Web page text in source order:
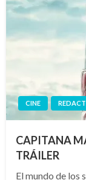
CINE
CAPITANA
TRÁILER
El mundo de los